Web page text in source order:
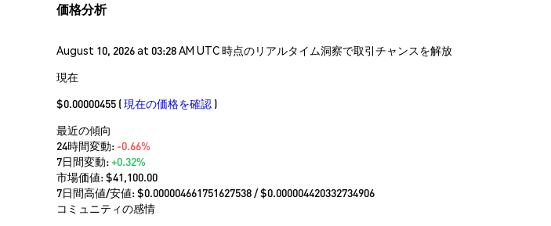
価格分析
August 10, 2026 at 03:28 AM UTC 時点のリアルタイム洞察で取引チャンスを解放
現在
$0.00000455 (現在の価格を確認 )
最近の傾向
24時間変動: -0.66%
7日間変動:+0.32%
市場価値:$41,100.00
7日間高値/安値: $0.000004661751627538/ $0.000004420332734906
コミュニティの感情